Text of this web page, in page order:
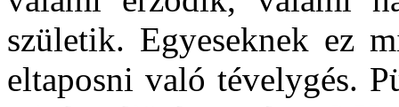
születik. Egyeseknek ez
eltaposni való tévelygés.